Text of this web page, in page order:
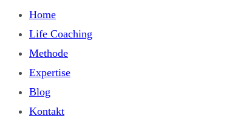
Home
Life Coaching
Methode
Expertise
Blog
Kontakt